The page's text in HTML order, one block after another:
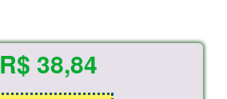
R$ 38,84